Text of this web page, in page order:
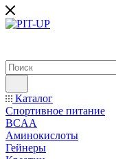
Каталог
Спортивное питание
BCAA
Аминокислоты
Гейнеры